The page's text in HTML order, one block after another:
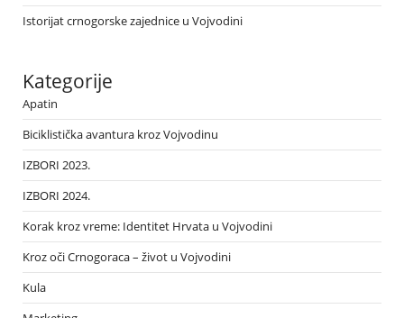
Istorijat crnogorske zajednice u Vojvodini
Kategorije
Apatin
Biciklistička avantura kroz Vojvodinu
IZBORI 2023.
IZBORI 2024.
Korak kroz vreme: Identitet Hrvata u Vojvodini
Kroz oči Crnogoraca – život u Vojvodini
Kula